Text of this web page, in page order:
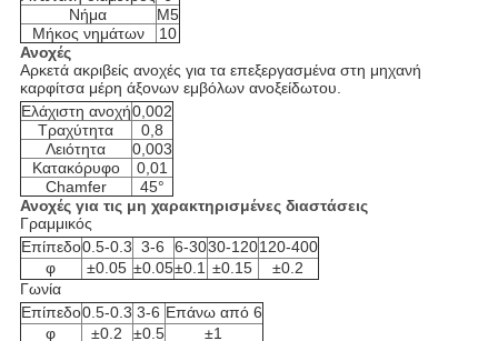
Νήμα
M5
Μήκος νημάτων
10
Ανοχές
Αρκετά ακριβείς ανοχές για τα επεξεργασμένα στη μηχανή
καρφίτσα μέρη άξονων εμβόλων ανοξείδωτου.
Ελάχιστη ανοχή0,002
Τραχύτητα
0,8
Λειότητα
0,003
Κατακόρυφο
0,01
Chamfer
45°
Ανοχές για τις μη χαρακτηρισμένες διαστάσεις
Γραμμικός
Επίπεδο0.5-0.3 3-6 6-3030-120120-400
φ
±0.05 ±0.05±0.1 ±0.15
±0.2
Γωνία
Επίπεδο0.5-0.3 3-6 Επάνω από 6
φ
±0.2 ±0.5
±1